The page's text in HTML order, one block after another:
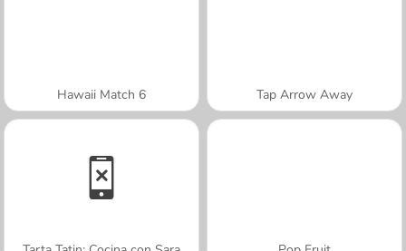
Hawaii Match 6 Tap Arrow Away